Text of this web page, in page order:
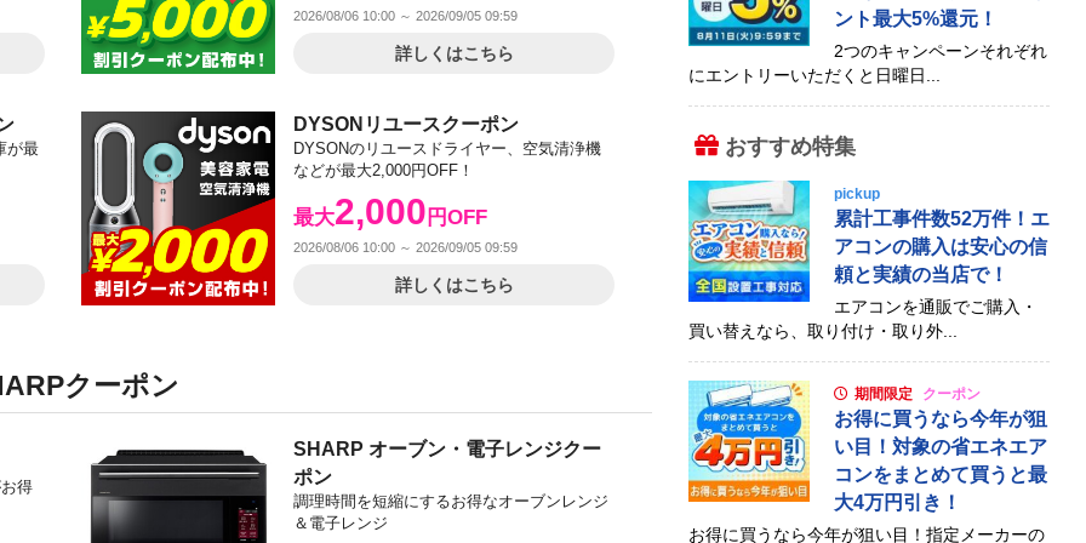
2026/08/06 10:00 ～ 2026/09/05 09:59
詳しくはこちら
が最
DYSONリユースクーポン
DYSONのリユースドライヤー、空気清浄機
などが最大2,000円OFF！
最大2,000 円OFF
2026/08/06 10:00 ～ 2026/09/05 09:59
詳しくはこちら
クーポン
得
SHARP オーブン・電子レンジクー
ポン
調理時間を短縮にするお得なオーブンレンジ
＆電子レンジ
ント最大5%還元！
2つのキャンペーンそれぞれ
にエントリーいただくと日曜日...
おすすめ特集
pickup
累計工事件数52万件！エ
アコンの購入は安心の信
頼と実績の当店で！
エアコンを通販でご購入・
買い替えなら、取り付け・取り外...
期間限定 クーポン
お得に買うなら今年が狙
い目！対象の省エネエア
コンをまとめて買うと最
大4万円引き！
お得に買うなら今年が狙い目！指定メーカーの